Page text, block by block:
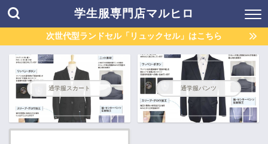
学生服専門店マルヒロ
次世代型ランドセル「リュックセル」はこちら
通学服スカート 通学服パンツ